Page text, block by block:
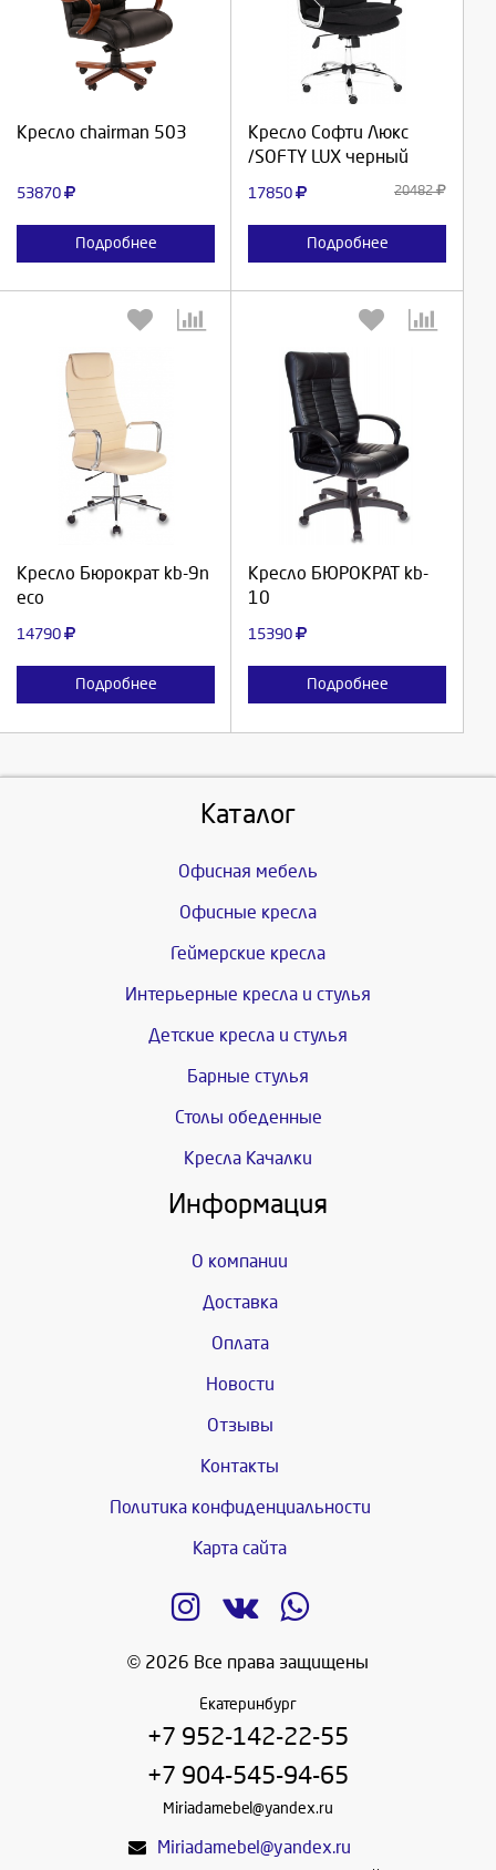
Кресло chairman 503
53870
Подробнее
Выберите количество:
Кресло Софти Люкс
/SOFTY LUX черный
17850 20482
Подробнее
Выберите количество:
Отмена
Кресло Бюрократ kb-9n
eco
14790
Подробнее
Выберите количество:
Кресло БЮРОКРАТ kb-
10
15390
Подробнее
Выберите количество:
Каталог
Офисная мебель
Офисные кресла
Геймерские кресла
Интерьерные кресла и стулья
Детские кресла и стулья
Барные стулья
Столы обеденные
Кресла Качалки
Информация
О компании
Доставка
Оплата
Новости
Отзывы
Контакты
Политика конфиденциальности
Карта сайта
© 2026 Все права защищены
Екатеринбург
+7 952-142-22-55
+7 904-545-94-65
Miriadamebel@yandex.ru
Miriadamebel@yandex.ru